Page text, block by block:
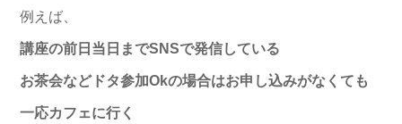
例えば、
講座の前日当日までSNSで発信している
お茶会などドタ参加Okの場合はお申し込みがなくても
一応カフェに行く